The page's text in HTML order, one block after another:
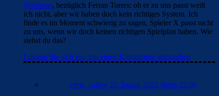
@sebone, bezüglich Ferran Torres: ob er zu uns passt weiß
ich nicht, aber wir haben doch kein richtiges System. Ich
finde es im Moment schwierig zu sagen, Spieler X passt nicht
zu uns, wenn wir doch keinen richtigen Spielplan haben. Wie
siehst du das?
Loggen Sie sich ein, um einen Kommentar abzugeben
chris_culers 23. Januar 2022 Beim 22:06